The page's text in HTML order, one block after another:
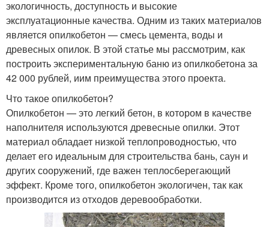
экологичность, доступность и высокие
эксплуатационные качества. Одним из таких материалов
является опилкобетон — смесь цемента, воды и
древесных опилок. В этой статье мы рассмотрим, как
построить экспериментальную баню из опилкобетона за
42 000 рублей, иим преимущества этого проекта.
Что такое опилкобетон?
Опилкобетон — это легкий бетон, в котором в качестве
наполнителя используются древесные опилки. Этот
материал обладает низкой теплопроводностью, что
делает его идеальным для строительства бань, саун и
других сооружений, где важен теплосберегающий
эффект. Кроме того, опилкобетон экологичен, так как
производится из отходов деревообработки.